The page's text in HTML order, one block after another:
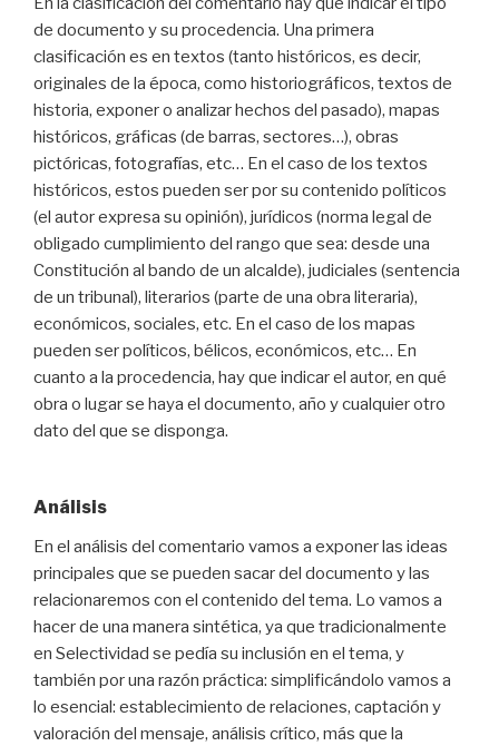
de documento y su procedencia. Una primera
clasificación es en textos (tanto históricos, es decir,
originales de la época, como historiográficos, textos de
historia, exponer o analizar hechos del pasado), mapas
históricos, gráficas (de barras, sectores…), obras
pictóricas, fotografías, etc… En el caso de los textos
históricos, estos pueden ser por su contenido políticos
(el autor expresa su opinión), jurídicos (norma legal de
obligado cumplimiento del rango que sea: desde una
Constitución al bando de un alcalde), judiciales (sentencia
de un tribunal), literarios (parte de una obra literaria),
económicos, sociales, etc. En el caso de los mapas
pueden ser políticos, bélicos, económicos, etc… En
cuanto a la procedencia, hay que indicar el autor, en qué
obra o lugar se haya el documento, año y cualquier otro
dato del que se disponga.
Análisis
En el análisis del comentario vamos a exponer las ideas
principales que se pueden sacar del documento y las
relacionaremos con el contenido del tema. Lo vamos a
hacer de una manera sintética, ya que tradicionalmente
en Selectividad se pedía su inclusión en el tema, y
también por una razón práctica: simplificándolo vamos a
lo esencial: establecimiento de relaciones, captación y
valoración del mensaje, análisis crítico, más que la